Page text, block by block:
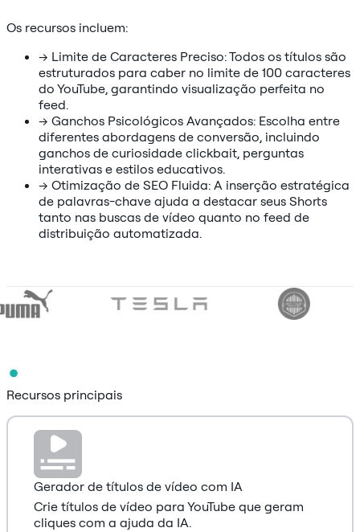
Os recursos incluem:
→ Limite de Caracteres Preciso: Todos os títulos são
estruturados para caber no limite de 100 caracteres
do YouTube, garantindo visualização perfeita no
feed.
→ Ganchos Psicológicos Avançados: Escolha entre
diferentes abordagens de conversão, incluindo
ganchos de curiosidade clickbait, perguntas
interativas e estilos educativos.
→ Otimização de SEO Fluida: A inserção estratégica
de palavras-chave ajuda a destacar seus Shorts
tanto nas buscas de vídeo quanto no feed de
distribuição automatizada.
Recursos principais
Gerador de títulos de vídeo com IA
Crie títulos de vídeo para YouTube que geram
cliques com a ajuda da IA.